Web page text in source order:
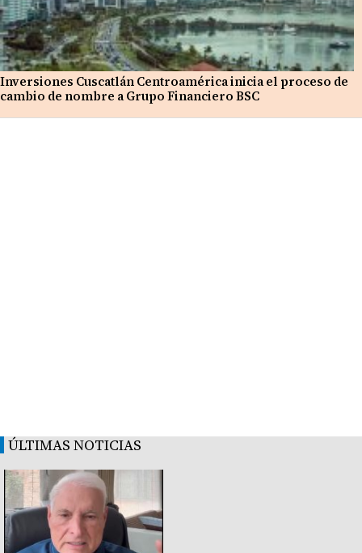
Inversiones Cuscatlán Centroamérica inicia el proceso de
cambio de nombre a Grupo Financiero BSC
ÚLTIMAS NOTICIAS